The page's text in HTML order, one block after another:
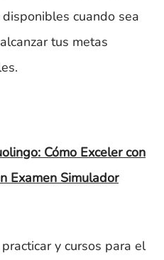
cuando sea
tus metas
Cómo Exceler con
Examen Simulador
y cursos para el